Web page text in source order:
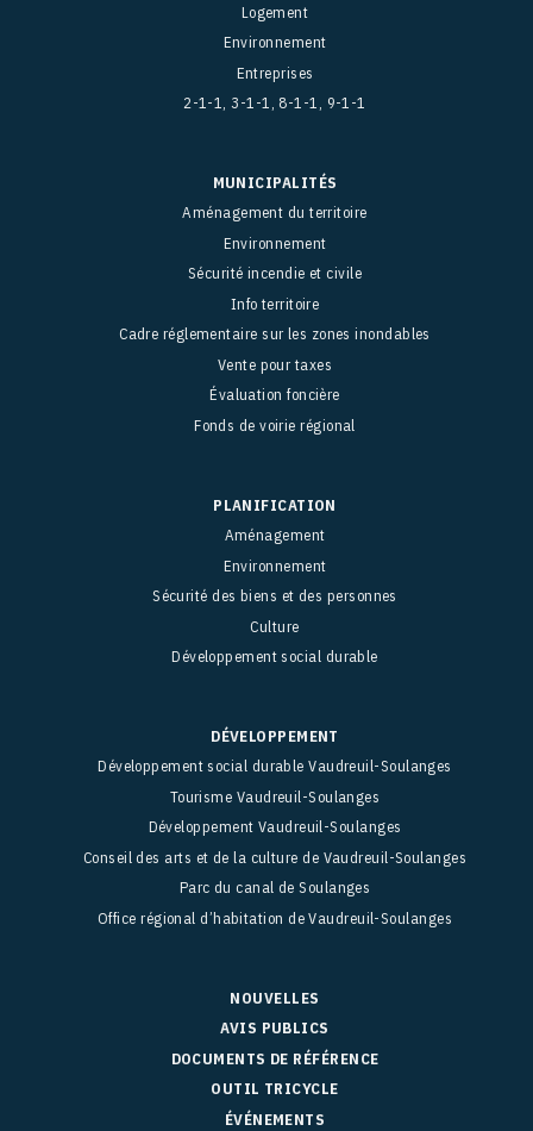
Logement
Environnement
Entreprises
2-1-1, 3-1-1, 8-1-1, 9-1-1
MUNICIPALITÉS
Aménagement du territoire
Environnement
Sécurité incendie et civile
Info territoire
Cadre réglementaire sur les zones inondables
Vente pour taxes
Évaluation foncière
Fonds de voirie régional
PLANIFICATION
Aménagement
Environnement
Sécurité des biens et des personnes
Culture
Développement social durable
DÉVELOPPEMENT
Développement social durable Vaudreuil-Soulanges
Tourisme Vaudreuil-Soulanges
Développement Vaudreuil-Soulanges
Conseil des arts et de la culture de Vaudreuil-Soulanges
Parc du canal de Soulanges
Office régional d’habitation de Vaudreuil-Soulanges
NOUVELLES
AVIS PUBLICS
DOCUMENTS DE RÉFÉRENCE
OUTIL TRICYCLE
ÉVÉNEMENTS